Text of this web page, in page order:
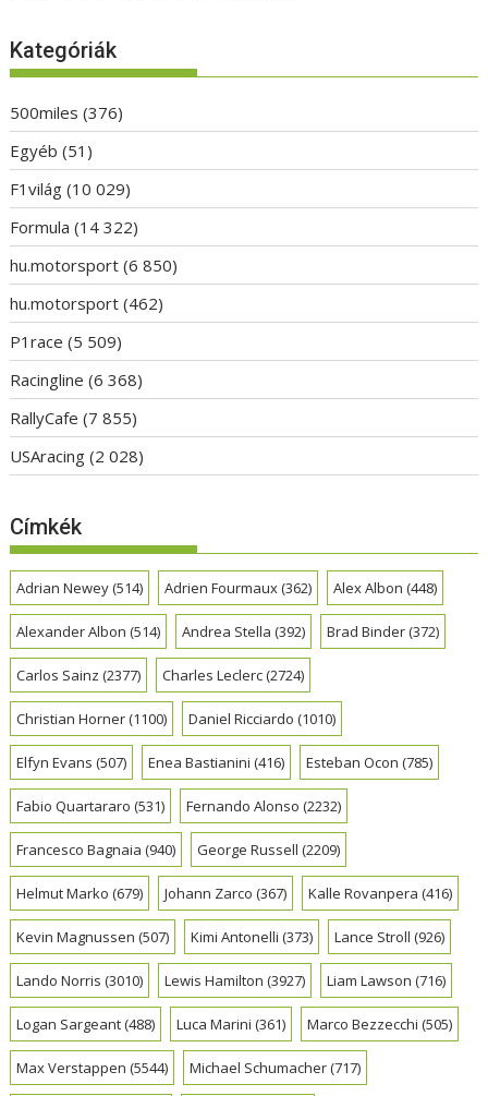
Kategóriák
500miles (376)
Egyéb (51)
F1világ (10 029)
Formula (14 322)
hu.motorsport (6 850)
hu.motorsport (462)
P1race (5 509)
Racingline (6 368)
RallyCafe (7 855)
USAracing (2 028)
Címkék
Adrian Newey(514) Adrien Fourmaux(362) Alex Albon (448)
Alexander Albon (514) Andrea Stella (392) Brad Binder(372)
Carlos Sainz (2377) Charles Leclerc(2724)
Christian Horner(1100) Daniel Ricciardo (1010)
Elfyn Evans (507) Enea Bastianini (416) Esteban Ocon (785)
Fabio Quartararo (531) Fernando Alonso (2232)
Francesco Bagnaia (940) George Russell (2209)
Helmut Marko (679) Johann Zarco (367) Kalle Rovanpera (416)
Kevin Magnussen (507) Kimi Antonelli (373) Lance Stroll (926)
Lando Norris (3010) Lewis Hamilton (3927) Liam Lawson (716)
Logan Sargeant(488) Luca Marini (361) Marco Bezzecchi (505)
Max Verstappen (5544) Michael Schumacher(717)